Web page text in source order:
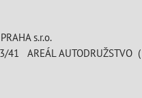
s.r.o.
41 AREÁL AUTODRUŽSTVO